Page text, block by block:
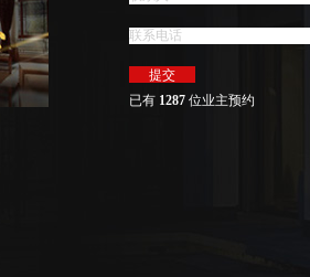
已有 1287位业主预约